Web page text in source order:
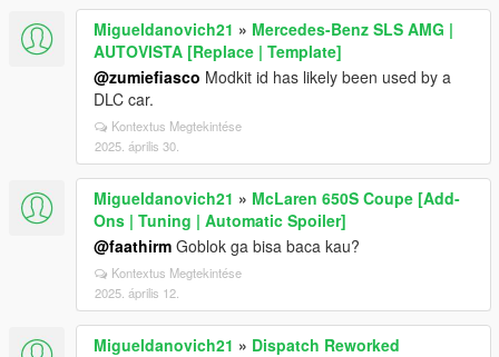
Migueldanovich21 » Mercedes-Benz SLS AMG |
AUTOVISTA [Replace | Template]
@zumiefiasco Modkit id has likely been used by a
DLC car.
Kontextus Megtekintése
2025. április 30.
Migueldanovich21 » McLaren 650S Coupe [Add-
Ons | Tuning | Automatic Spoiler]
@faathirm Goblok ga bisa baca kau?
Kontextus Megtekintése
2025. április 12.
Migueldanovich21 » Dispatch Reworked